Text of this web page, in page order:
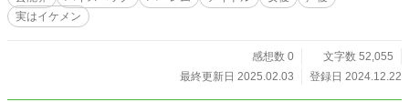
実はイケメン
感想数 0
文字数 52,055
最終更新日 2025.02.03
登録日 2024.12.22